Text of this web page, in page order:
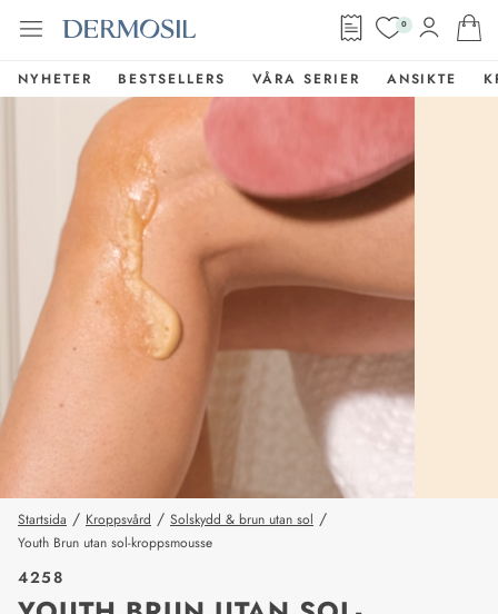
0
NYHETER BESTSELLERS VÅRA SERIER ANSIKTE
Startsida / Kroppsvård / Solskydd & brun utan sol /
Youth Brun utan sol-kroppsmousse
4258